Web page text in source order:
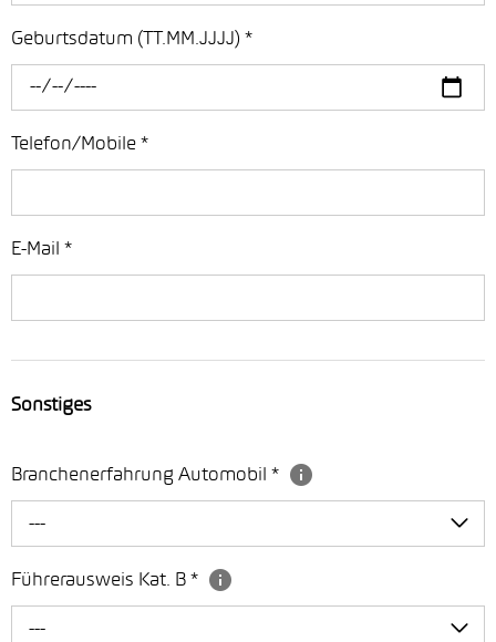
Geburtsdatum (TT.MM.JJJJ) *
Telefon/Mobile *
E-Mail *
Sonstiges
Branchenerfahrung Automobil *
---
Führerausweis Kat. B *
---